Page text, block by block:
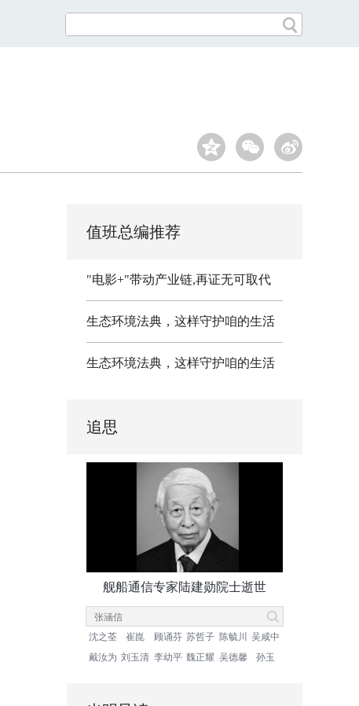
值班总编推荐
"电影+"带动产业链,再证无可取代
生态环境法典，这样守护咱的生活
生态环境法典，这样守护咱的生活
追思
舰船通信专家陆建勋院士逝世
沈之荃 崔崑 顾诵芬 苏哲子 陈毓川
吴咸中
戴汝为 刘玉清 李幼平 魏正耀 吴德馨 孙玉